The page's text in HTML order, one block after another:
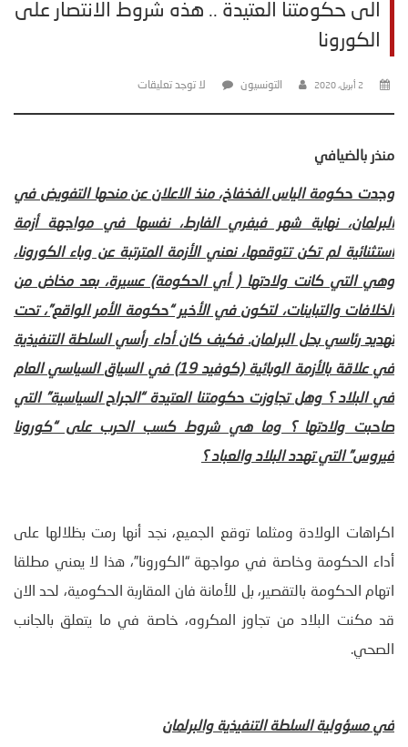
الى حكومتنا العتيدة .. هذه شروط الانتصار على
الكورونا
2 أبريل، 2020 التونسيون لا توجد تعليقات
منذر بالضيافي
وجدت حكومة الياس الفخفاخ، منذ الاعلان عن منحها التفويض في
البرلمان، نهاية شهر فيفري الفارط، نفسها في مواجهة أزمة
استثنائية لم تكن تتوقعها، نعني الأزمة المترتبة عن وباء الكورونا،
وهي التي كانت ولادتها ( أي الحكومة) عسيرة، بعد مخاض من
الخلافات والتباينات، لتكون في الأخير “حكومة الأمر الواقع”، تحت
تهديد رئاسي بحل البرلمان. فكيف كان أداء رأسي السلطة التنفيذية
في علاقة بالأزمة الوبائية (كوفيد 19) في السياق السياسي العام
في البلاد ؟ وهل تجاوزت حكومتنا العتيدة “الجراح السياسية” التي
صاحبت ولادتها ؟ وما هي شروط كسب الحرب على “كورونا
فيروس” التي تهدد البلاد والعباد ؟
اكراهات الولادة ومثلما توقع الجميع، نجد أنها رمت بظلالها على
أداء الحكومة وخاصة في مواجهة “الكورونا”، هذا لا يعني مطلقا
اتهام الحكومة بالتقصير، بل للأمانة فان المقاربة الحكومية، لحد الان
قد مكنت البلاد من تجاوز المكروه، خاصة في ما يتعلق بالجانب
الصحي.
في مسؤولية السلطة التنفيذية والبرلمان